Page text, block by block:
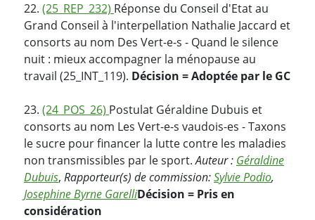
22. (25_REP_232) Réponse du Conseil d'Etat au
Grand Conseil à l'interpellation Nathalie Jaccard et
consorts au nom Des Vert-e-s - Quand le silence
nuit : mieux accompagner la ménopause au
travail (25_INT_119). Décision = Adoptée par le GC
23. (24_POS_26) Postulat Géraldine Dubuis et
consorts au nom Les Vert-e-s vaudois-es - Taxons
le sucre pour financer la lutte contre les maladies
non transmissibles par le sport.Auteur : Géraldine
Dubuis, Rapporteur(s) de commission:Sylvie Podio,
Josephine Byrne GarelliDécision = Pris en
considération